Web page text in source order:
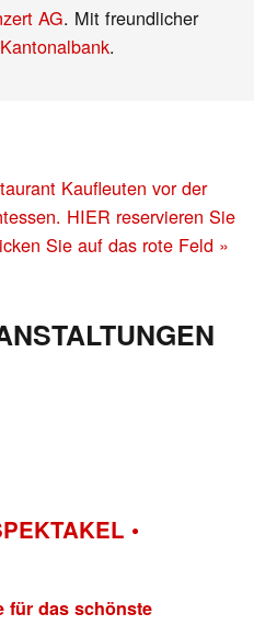
AG. Mit freundlicher
.
Kaufleuten vor der
HIER reservieren Sie
Sie auf das rote Feld »
•
für das schönste